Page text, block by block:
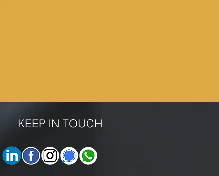
KEEP IN TOUCH